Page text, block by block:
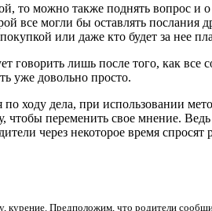
то можно также поднять вопрос и
все могли бы оставлять
или даже кто будет за нее
говорить лишь после того, как
уже довольно просто.
ходу дела, при использовании
чтобы переменить свое мнение.
через некоторое время
курение. Предположим, что родители